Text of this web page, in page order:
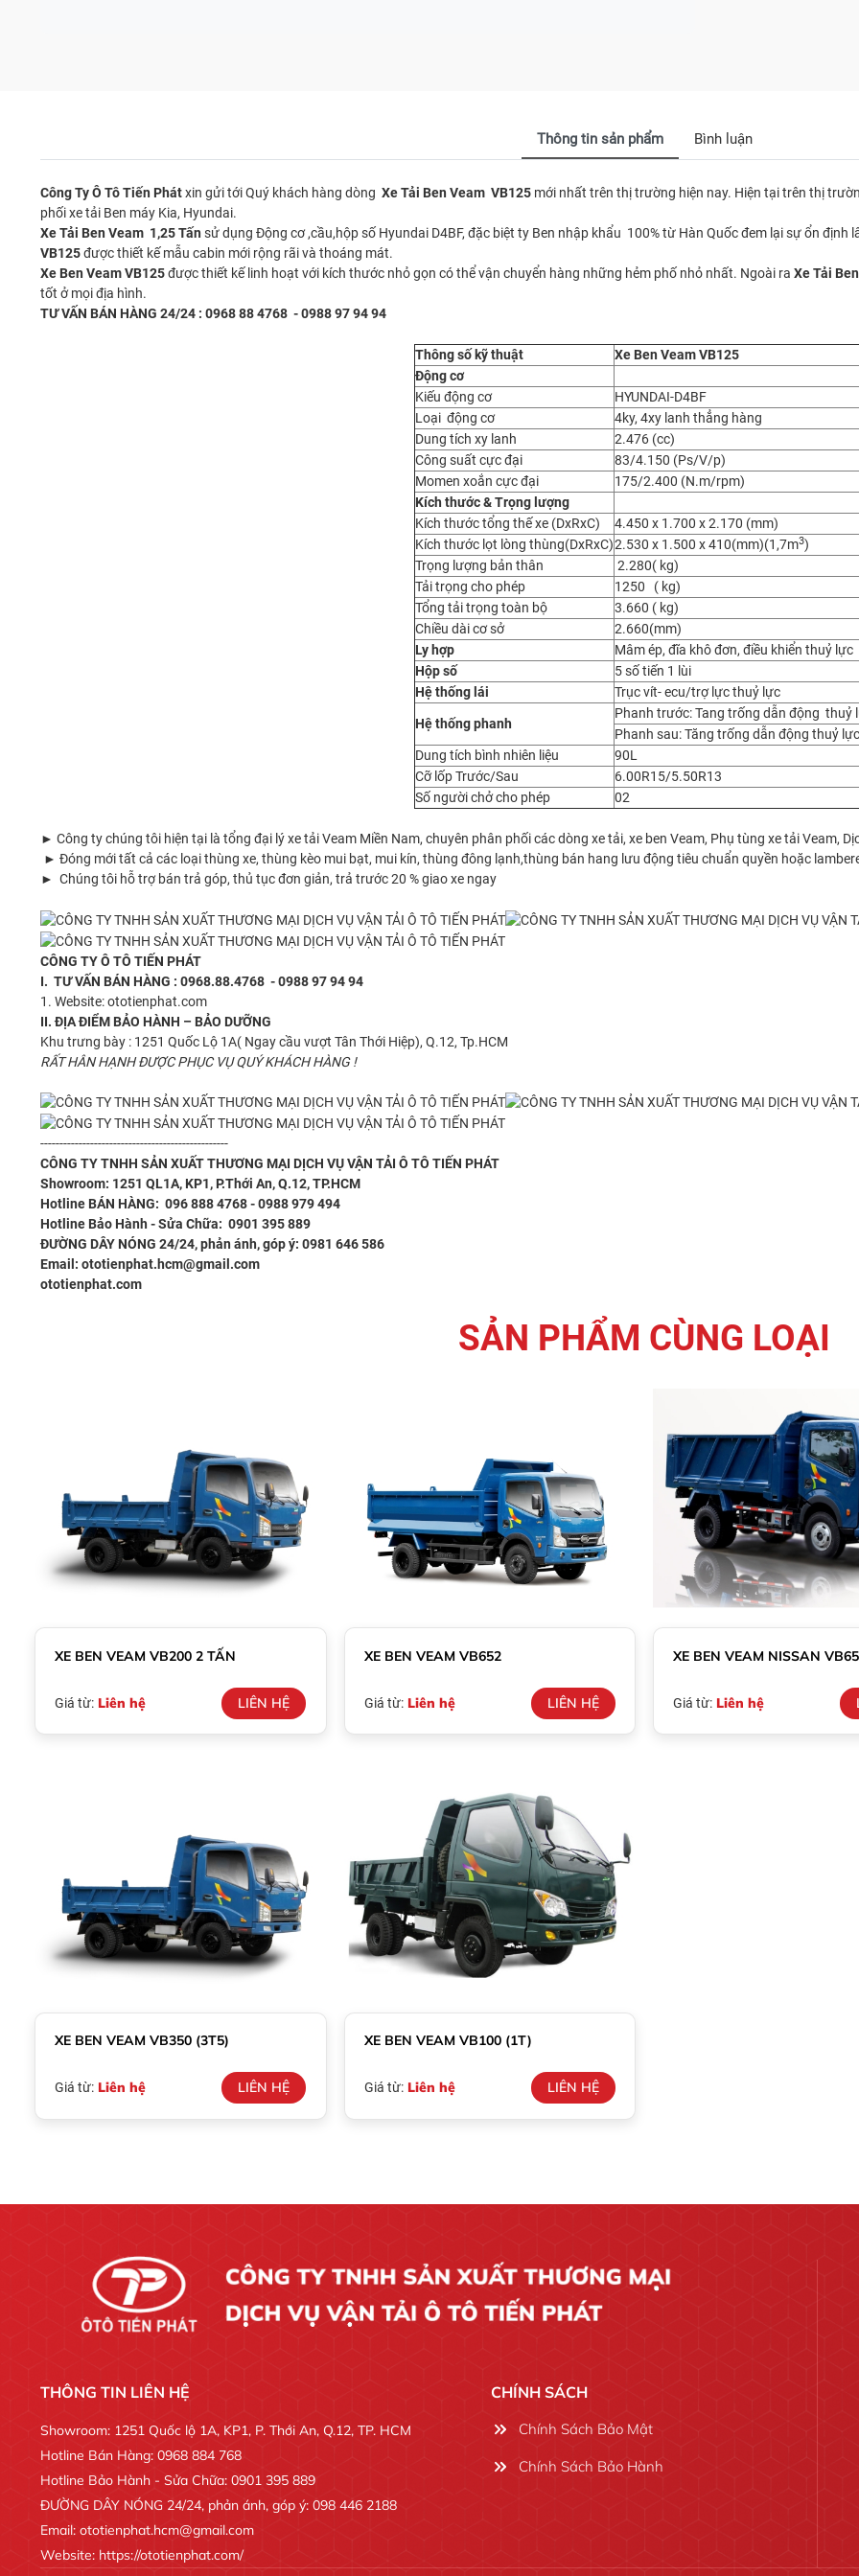
Thông tin sản phẩm Bình luận
Công Ty Ô Tô Tiến Phátxin gửi tới Quý khách hàng dòng Xe Tải Ben Veam VB125 mới nhất trên thị trường hiện nay. Hiện tại trên thị
phối xe tải Ben máy Kia, Hyundai.
Xe Tải Ben Veam 1,25 Tấn sử dụng Động cơ ,cầu,hộp số Hyundai D4BF, đặc biệt ty Ben nhập khẩu 100% từ Hàn Quốc đem lại sự ổn
VB125được thiết kế mẫu cabin mới rộng rãi và thoáng mát.
Xe Ben Veam VB125được thiết kế linh hoạt với kích thước nhỏ gọn có thể vận chuyển hàng những hẻm phố nhỏ nhất. Ngoài ra Xe Tải
tốt ở mọi địa hình.
TƯ VẤN BÁN HÀNG 24/24 : 0968 88 4768 - 0988 97 94 94
Thông số kỹ thuật
Xe Ben Veam VB125
Động cơ
Kiếu động cơ
HYUNDAI-D4BF
Loại động cơ
4ky, 4xy lanh thẳng hàng
Dung tích xy lanh
2.476 (cc)
Công suất cực đại
83/4.150 (Ps/V/p)
Momen xoắn cực đại
175/2.400 (N.m/rpm)
Kích thước & Trọng lượng
Kích thước tổng thế xe (DxRxC)
4.450 x 1.700 x 2.170 (mm)
Kích thước lọt lòng thùng(DxRxC)2.530 x 1.500 x 410(mm)(1,7m3)
Trọng lượng bản thân
2.280( kg)
Tải trọng cho phép
1250 ( kg)
Tổng tải trọng toàn bộ
3.660 ( kg)
Chiều dài cơ sở
2.660(mm)
Ly hợp
Mâm ép, đĩa khô đơn, điều khiển thuỷ lực
Hộp số
5 số tiến 1 lùi
Hệ thống lái
Trục vít- ecu/trợ lực thuỷ lực
Hệ thống phanh
Phanh trước: Tang trống dẫn động thuỷ
Phanh sau: Tăng trống dẫn động thuỷ lực
Dung tích bình nhiên liệu
90L
Cỡ lốp Trước/Sau
6.00R15/5.50R13
Số người chở cho phép
02
► Công ty chúng tôi hiện tại là tổng đại lý xe tải Veam Miền Nam, chuyên phân phối các dòng xe tải, xe ben Veam, Phụ tùng xe tải Veam,
► Đóng mới tất cả các loại thùng xe, thùng kèo mui bạt, mui kín, thùng đông lạnh,thùng bán hang lưu động tiêu chuẩn quyền hoặc
► Chúng tôi hỗ trợ bán trả góp, thủ tục đơn giản, trả trước 20 % giao xe ngay
CÔNG TY Ô TÔ TIẾN PHÁT
I. TƯ VẤN BÁN HÀNG : 0968.88.4768 - 0988 97 94 94
1. Website:ototienphat.com
II. ĐỊA ĐIỂM BẢO HÀNH – BẢO DƯỠNG
Khu trưng bày : 1251 Quốc Lộ 1A( Ngay cầu vượt Tân Thới Hiệp), Q.12, Tp.HCM
RẤT HÂN HẠNH ĐƯỢC PHỤC VỤ QUÝ KHÁCH HÀNG !
-------------------------------------------------
CÔNG TY TNHH SẢN XUẤT THƯƠNG MẠI DỊCH VỤ VẬN TẢI Ô TÔ TIẾN PHÁT
Showroom: 1251 QL1A, KP1, P.Thới An, Q.12, TP.HCM
Hotline BÁN HÀNG: 096 888 4768 - 0988 979 494
Hotline Bảo Hành - Sửa Chữa: 0901 395 889
ĐƯỜNG DÂY NÓNG 24/24, phản ánh, góp ý: 0981 646 586
Email: ototienphat.hcm@gmail.com
ototienphat.com
SẢN PHẨM CÙNG LOẠI
XE BEN VEAM VB200 2 TẤN
Giá từ: Liên hệ LIÊN HỆ
XE BEN VEAM VB652
Giá từ: Liên hệ LIÊN HỆ
XE BEN VEAM NISSAN
Giá từ: Liên hệ
XE BEN VEAM VB350 (3T5)
Giá từ: Liên hệ LIÊN HỆ
XE BEN VEAM VB100 (1T)
Giá từ: Liên hệ LIÊN HỆ
THÔNG TIN LIÊN HỆ
Showroom: 1251 Quốc lộ 1A, KP1, P. Thới An, Q.12, TP. HCM
Hotline Bán Hàng: 0968 884 768
Hotline Bảo Hành - Sửa Chữa: 0901 395 889
ĐƯỜNG DÂY NÓNG 24/24, phản ánh, góp ý: 098 446 2188
Email: ototienphat.hcm@gmail.com
Website: https://ototienphat.com/
CHÍNH SÁCH
Chính Sách Bảo Mật
Chính Sách Bảo Hành